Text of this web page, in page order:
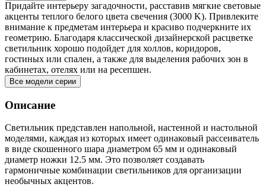
Придайте интерьеру загадочности, расставив мягкие световые
акценты теплого белого цвета свечения (3000 K). Привлеките
внимание к предметам интерьера и красиво подчеркните их
геометрию. Благодаря классической дизайнерской расцветке
светильник хорошо подойдет для холлов, коридоров,
гостиных или спален, а также для выделения рабочих зон в
кабинетах, отелях или на ресепшен.
Все модели серии
Описание
Светильник представлен напольной, настенной и настольной
моделями, каждая из которых имеет одинаковый рассеиватель
в виде скошенного шара диаметром 65 мм и одинаковый
диаметр ножки 12.5 мм. Это позволяет создавать
гармоничные комбинации светильников для организации
необычных акцентов.